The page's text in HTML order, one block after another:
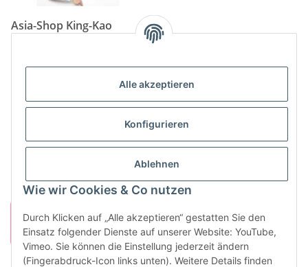
Alle akzeptieren
Konfigurieren
Ablehnen
Wie wir Cookies & Co nutzen
Durch Klicken auf „Alle akzeptieren“ gestatten Sie den
Einsatz folgender Dienste auf unserer Website: YouTube,
Vimeo. Sie können die Einstellung jederzeit ändern
(Fingerabdruck-Icon links unten). Weitere Details finden
Asia-Shop King-Kao
Tel: (06825) 499-104
info@king-kao.de
Öffnungszeiten (Mo-Sa.) 9:00 - 19:00
Gesetzliche Informationen